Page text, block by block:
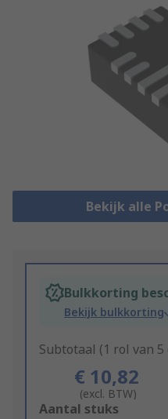
Bekijk alle
Bulkkorting
Bekijk bulkkorting
Subtotaal (1 rol van
€ 10,82
(excl. BTW)
Add
Aantal stuks